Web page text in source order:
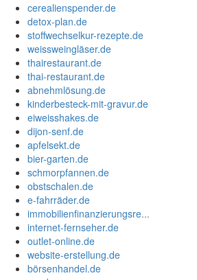
cerealienspender.de
detox-plan.de
stoffwechselkur-rezepte.de
weissweingläser.de
thairestaurant.de
thai-restaurant.de
abnehmlösung.de
kinderbesteck-mit-gravur.de
eiweisshakes.de
dijon-senf.de
apfelsekt.de
bier-garten.de
schmorpfannen.de
obstschalen.de
e-fahrräder.de
immobilienfinanzierungsre...
internet-fernseher.de
outlet-online.de
website-erstellung.de
börsenhandel.de